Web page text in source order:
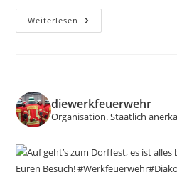
Weiterlesen 10.09.2022
–
diewerkfeuerwehr
Organisation.Staatlich